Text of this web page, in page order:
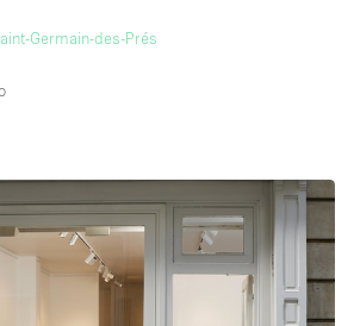
Germain-des-Prés